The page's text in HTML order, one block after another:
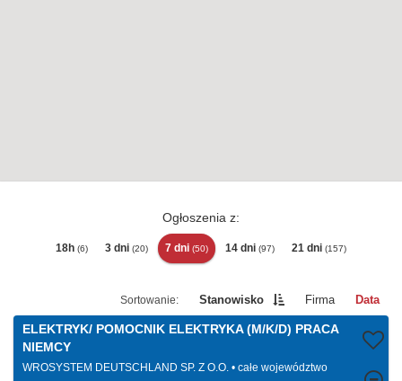
Ogłoszenia z:
18h (6) 3 dni (20) 7 dni (50) 14 dni (97) 21 dni (157)
Stanowisko Firma Data
ELEKTRYK/ POMOCNIK ELEKTRYKA (M/K/D) PRACA
NIEMCY
WROSYSTEM DEUTSCHLAND SP. Z O.O.
całe województwo